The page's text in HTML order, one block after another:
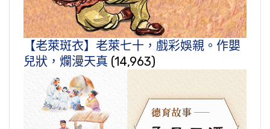
【老萊斑衣】老萊七十，戲彩娛親。作嬰
兒狀，爛漫天真 (14,963)